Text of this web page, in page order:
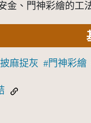
金、門神彩繪的工
披麻捉灰 門神彩繪